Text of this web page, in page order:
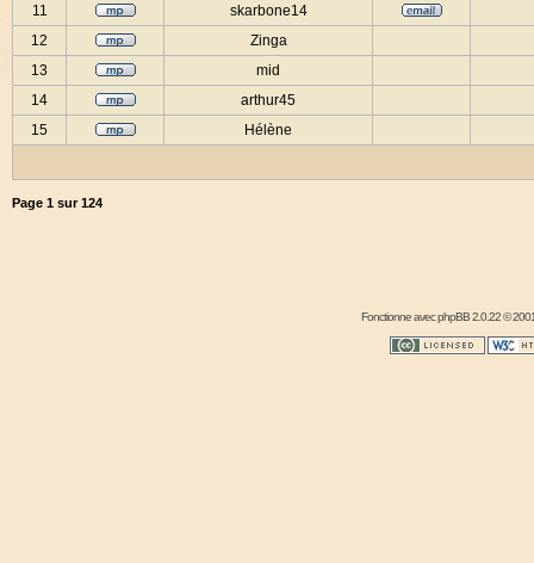
11
skarbone14
12
Zinga
13
mid
14
arthur45
15
Hélène
Page 1 sur124
Fonctionne avecphpBB2.0.22 ©